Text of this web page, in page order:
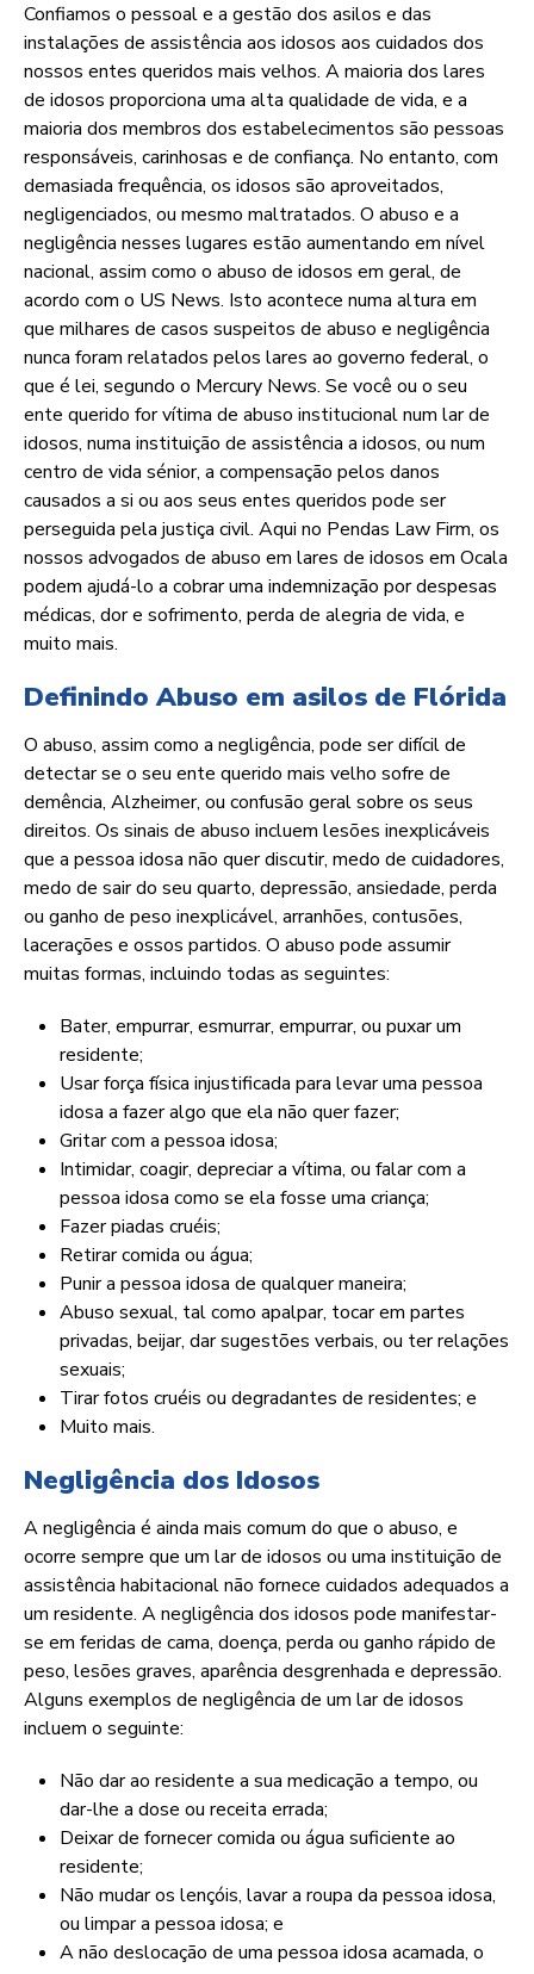
Confiamos o pessoal e a gestão dos asilos e das
instalações de assistência aos idosos aos cuidados dos
nossos entes queridos mais velhos. A maioria dos lares
de idosos proporciona uma alta qualidade de vida, e a
maioria dos membros dos estabelecimentos são pessoas
responsáveis, carinhosas e de confiança. No entanto, com
demasiada frequência, os idosos são aproveitados,
negligenciados, ou mesmo maltratados. O abuso e a
negligência nesses lugares estão aumentando em nível
nacional, assim como o abuso de idosos em geral, de
acordo com o US News. Isto acontece numa altura em
que milhares de casos suspeitos de abuso e negligência
nunca foram relatados pelos lares ao governo federal, o
que é lei, segundo o Mercury News. Se você ou o seu
ente querido for vítima de abuso institucional num lar de
idosos, numa instituição de assistência a idosos, ou num
centro de vida sénior, a compensação pelos danos
causados a si ou aos seus entes queridos pode ser
perseguida pela justiça civil. Aqui no Pendas Law Firm, os
nossos advogados de abuso em lares de idosos em Ocala
podem ajudá-lo a cobrar uma indemnização por despesas
médicas, dor e sofrimento, perda de alegria de vida, e
muito mais.
Definindo Abuso em asilos de Flórida
O abuso, assim como a negligência, pode ser difícil de
detectar se o seu ente querido mais velho sofre de
demência, Alzheimer, ou confusão geral sobre os seus
direitos. Os sinais de abuso incluem lesões inexplicáveis
que a pessoa idosa não quer discutir, medo de cuidadores,
medo de sair do seu quarto, depressão, ansiedade, perda
ou ganho de peso inexplicável, arranhões, contusões,
lacerações e ossos partidos. O abuso pode assumir
muitas formas, incluindo todas as seguintes:
Bater, empurrar, esmurrar, empurrar, ou puxar um
residente;
Usar força física injustificada para levar uma pessoa
idosa a fazer algo que ela não quer fazer;
Gritar com a pessoa idosa;
Intimidar, coagir, depreciar a vítima, ou falar com a
pessoa idosa como se ela fosse uma criança;
Fazer piadas cruéis;
Retirar comida ou água;
Punir a pessoa idosa de qualquer maneira;
Abuso sexual, tal como apalpar, tocar em partes
privadas, beijar, dar sugestões verbais, ou ter relações
sexuais;
Tirar fotos cruéis ou degradantes de residentes; e
Muito mais.
Negligência dos Idosos
A negligência é ainda mais comum do que o abuso, e
ocorre sempre que um lar de idosos ou uma instituição de
assistência habitacional não fornece cuidados adequados a
um residente. A negligência dos idosos pode manifestar-
se em feridas de cama, doença, perda ou ganho rápido de
peso, lesões graves, aparência desgrenhada e depressão.
Alguns exemplos de negligência de um lar de idosos
incluem o seguinte:
Não dar ao residente a sua medicação a tempo, ou
dar-lhe a dose ou receita errada;
Deixar de fornecer comida ou água suficiente ao
residente;
Não mudar os lençóis, lavar a roupa da pessoa idosa,
ou limpar a pessoa idosa; e
A não deslocação de uma pessoa idosa acamada, o